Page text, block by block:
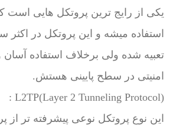
استفاده میشه و این پروتکل در اکثر
تعبیه شده ولی برخلاف استفاده
امنیتی در سطح پایینی هستش.
L2TP(Layer 2 Tunneling Protocol) :